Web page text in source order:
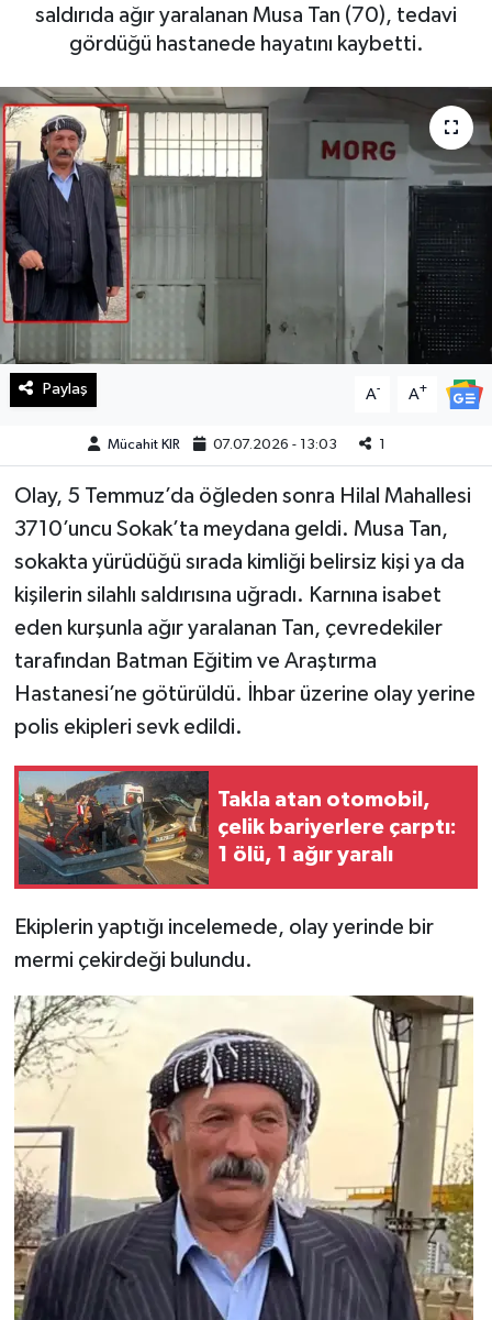
saldırıda ağır yaralanan Musa Tan (70), tedavi
gördüğü hastanede hayatını kaybetti.
Paylaş A- A+
Mücahit KIR 07.07.2026 - 13:03 1
Olay, 5 Temmuz’da öğleden sonra Hilal Mahallesi
3710’uncu Sokak’ta meydana geldi. Musa Tan,
sokakta yürüdüğü sırada kimliği belirsiz kişi ya da
kişilerin silahlı saldırısına uğradı. Karnına isabet
eden kurşunla ağır yaralanan Tan, çevredekiler
tarafından Batman Eğitim ve Araştırma
Hastanesi’ne götürüldü. İhbar üzerine olay yerine
polis ekipleri sevk edildi.
Takla atan otomobil,
çelik bariyerlere çarptı:
1 ölü, 1 ağır yaralı
Ekiplerin yaptığı incelemede, olay yerinde bir
mermi çekirdeği bulundu.
Haberde İnsan
Kültür Sanat
Magazin
Manşet Altı
Manşetler
Resmi İlan
Sağlık
Spor
SürManşet
Yaşam
KAHRAMANMARAŞ